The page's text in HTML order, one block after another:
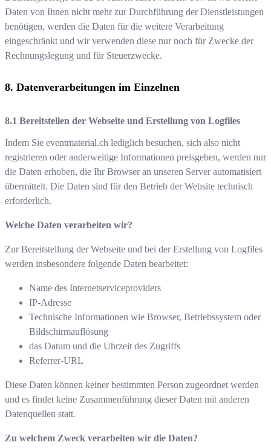
Daten von Ihnen nicht mehr zur Durchführung der Dienstleistungen
benötigen, werden die Daten für die weitere Verarbeitung
eingeschränkt und wir verwenden diese nur noch für Zwecke der
Rechnungslegung und für Steuerzwecke.
Datenverarbeitungen im Einzelnen
Bereitstellen der Webseite und Erstellung von Logfiles
Indem Sie eventmaterial.ch lediglich besuchen, sich also nicht
registrieren oder anderweitige Informationen preisgeben, werden nur
die Daten erhoben, die Ihr Browser an unseren Server automatisiert
übermittelt. Die Daten sind für den Betrieb der Website technisch
erforderlich.
Welche Daten verarbeiten wir?
Zur Bereitstellung der Webseite und bei der Erstellung von Logfiles
werden insbesondere folgende Daten bearbeitet:
Name des Internetserviceproviders
IP-Adresse
Technische Informationen wie Browser, Betriebssystem oder
Bildschirmauflösung
das Datum und die Uhrzeit des Zugriffs
Referrer-URL
Diese Daten können keiner bestimmten Person zugeordnet werden
und es findet keine Zusammenführung dieser Daten mit anderen
Datenquellen statt.
Zu welchem Zweck verarbeiten wir die Daten?